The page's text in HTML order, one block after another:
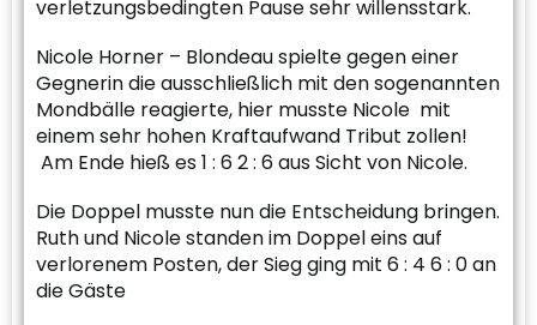
verletzungsbedingten Pause sehr willensstark.
Nicole Horner – Blondeau spielte gegen einer
Gegnerin die ausschließlich mit den sogenannten
Mondbälle reagierte, hier musste Nicole mit
einem sehr hohen Kraftaufwand Tribut zollen!
Am Ende hieß es 1 : 6 2 : 6 aus Sicht von Nicole.
Die Doppel musste nun die Entscheidung bringen.
Ruth und Nicole standen im Doppel eins auf
verlorenem Posten, der Sieg ging mit 6 : 4 6 : 0 an
die Gäste